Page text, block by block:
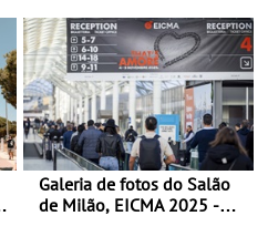
Galeria de fotos do Salão
de Milão, EICMA 2025 -